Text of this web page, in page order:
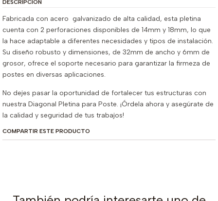
DESCRIPCIÓN
Fabricada con acero galvanizado de alta calidad, esta pletina
cuenta con 2 perforaciones disponibles de 14mm y 18mm, lo que
la hace adaptable a diferentes necesidades y tipos de instalación.
Su diseño robusto y dimensiones, de 32mm de ancho y 6mm de
grosor, ofrece el soporte necesario para garantizar la firmeza de
postes en diversas aplicaciones.
No dejes pasar la oportunidad de fortalecer tus estructuras con
nuestra Diagonal Pletina para Poste. ¡Órdela ahora y asegúrate de
la calidad y seguridad de tus trabajos!
COMPARTIR ESTE PRODUCTO